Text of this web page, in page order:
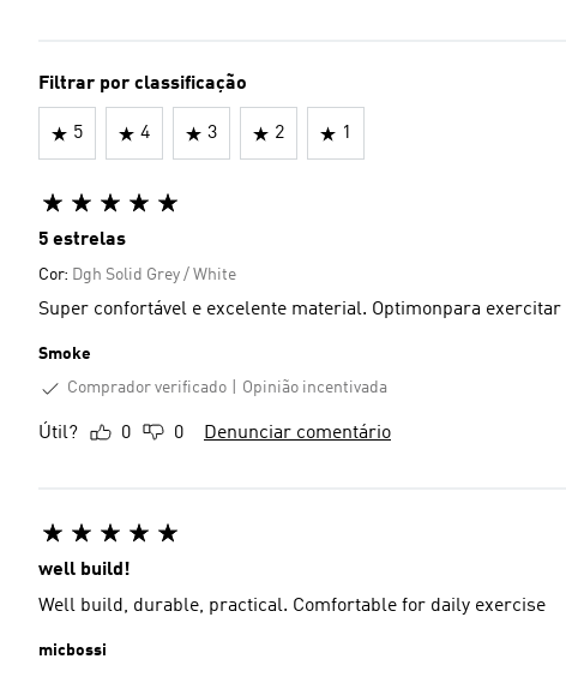
Filtrar por classificação
5 4 3 2 1
5 estrelas
Cor: Dgh Solid Grey / White
Super confortável e excelente material. Optimonpara exercitar
Smoke
Comprador verificado
Opinião incentivada
Útil? 0 0 Denunciar comentário
well build!
Well build, durable, practical. Comfortable for daily exercise
micbossi